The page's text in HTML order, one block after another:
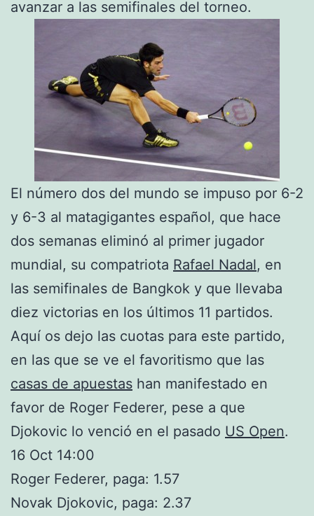
avanzar a las semifinales del torneo.
El número dos del mundo se impuso por 6-2
y 6-3 al matagigantes español, que hace
dos semanas eliminó al primer jugador
mundial, su compatriota Rafael Nadal, en
las semifinales de Bangkok y que llevaba
diez victorias en los últimos 11 partidos.
Aquí os dejo las cuotas para este partido,
en las que se ve el favoritismo que las
casas de apuestas han manifestado en
favor de Roger Federer, pese a que
Djokovic lo venció en el pasado US Open.
16 Oct 14:00
Roger Federer, paga: 1.57
Novak Djokovic, paga: 2.37